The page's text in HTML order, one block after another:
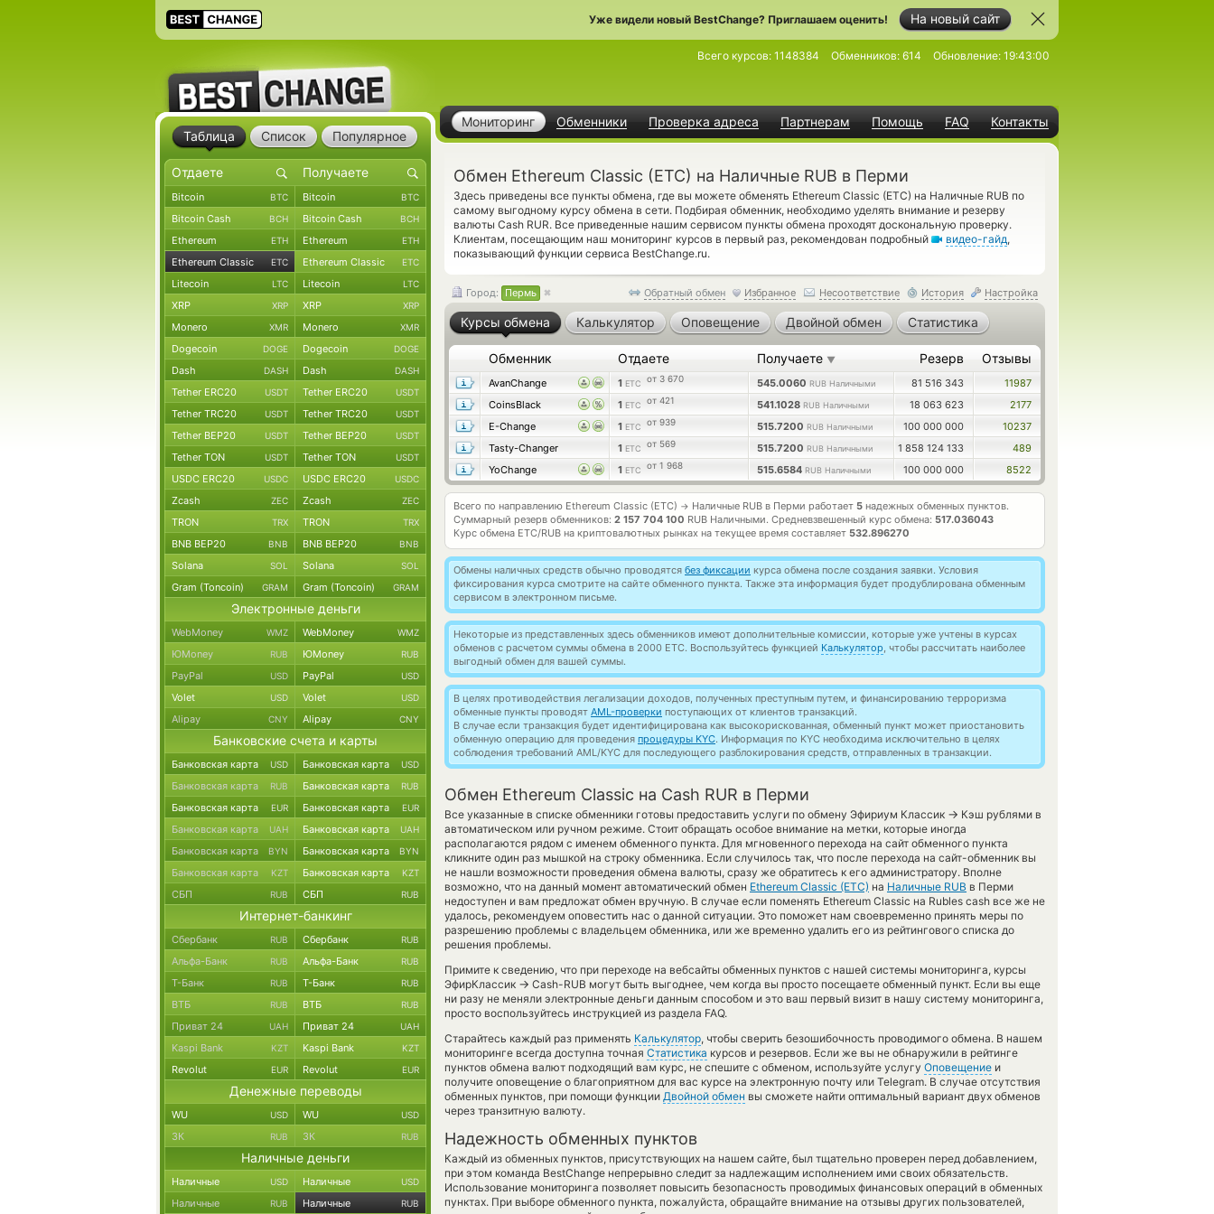
На новый сайт
Уже видели новый BestChange? Приглашаем оценить!
Мониторинг Обменники Проверка адреса Партнерам Помощь FAQ Контакты
Всего курсов: 1148384 Обменников: 614 Обновление: 19:43:00
Обмен Ethereum Classic (ETC) на Наличные RUB в Перми
Здесь приведены все пункты обмена, где вы можете обменять Ethereum Classic (ETC) на Наличные RUB по
самому выгодному курсу обмена в сети. Подбирая обменник, необходимо уделять внимание и резерву
валюты Cash RUR. Все приведенные нашим сервисом пункты обмена проходят доскональную проверку.
Клиентам, посещающим наш мониторинг курсов в первый раз, рекомендован подробный
видео-гайд,
показывающий функции сервиса BestChange.ru.
Обратный обмен Избранное Несоответствие История Настройка
Город: Пермь
Курсы обмена Калькулятор Оповещение Двойной обмен Статистика
Обменник Отдаете Получаете ▼ Резерв Отзывы
AvanChange 1 ETC от 3 670 545.0060 RUB Наличными 81 516 343
11987
CoinsBlack
1 ETC от 421 541.1028 RUB Наличными 18 063 623
2177
E-Change
1 ETC от 939 515.7200 RUB Наличными 100 000 000
10237
Tasty-Changer
1 ETC от 569 515.7200 RUB Наличными 1 858 124 133
489
YoChange
1 ETC от 1 968 515.6584 RUB Наличными 100 000 000 8522
Всего по направлению Ethereum Classic (ETC) → Наличные RUB в Перми работает 5 надежных обменных пунктов.
Суммарный резерв обменников: 2 157 704 100 RUB Наличными. Средневзвешенный курс обмена: 517.036043
Курс обмена ETC/RUB на криптовалютных рынках на текущее время составляет 532.896270
Обмены наличных средств обычно проводятся без фиксации курса обмена после создания заявки. Условия
фиксирования курса смотрите на сайте обменного пункта. Также эта информация будет продублирована обменным
сервисом в электронном письме.
Некоторые из представленных здесь обменников имеют дополнительные комиссии, которые уже учтены в курсах
обменов с расчетом суммы обмена в 2000 ETC. Воспользуйтесь функцией Калькулятор, чтобы рассчитать наиболее
выгодный обмен для вашей суммы.
В целях противодействия легализации доходов, полученных преступным путем, и финансированию терроризма
обменные пункты проводят AML-проверки поступающих от клиентов транзакций.
В случае если транзакция будет идентифицирована как высокорискованная, обменный пункт может приостановить
обменную операцию для проведения процедуры KYC. Информация по KYC необходима исключительно в целях
соблюдения требований AML/KYC для последующего разблокирования средств, отправленных в транзакции.
Обмен Ethereum Classic на Cash RUR в Перми
Все указанные в списке обменники готовы предоставить услуги по обмену Эфириум Классик → Кэш рублями в
автоматическом или ручном режиме. Стоит обращать особое внимание на метки, которые иногда
располагаются рядом с именем обменного пункта. Для мгновенного перехода на сайт обменного пункта
кликните один раз мышкой на строку обменника. Если случилось так, что после перехода на сайт-обменник вы
не нашли возможности проведения обмена валюты, сразу же обратитесь к его администратору. Вполне
возможно, что на данный момент автоматический обмен Ethereum Classic (ETC) на Наличные RUB в Перми
недоступен и вам предложат обмен вручную. В случае если поменять Ethereum Classic на Rubles cash все же не
удалось, рекомендуем оповестить нас о данной ситуации. Это поможет нам своевременно принять меры по
разрешению проблемы с владельцем обменника, или же временно удалить его из рейтингового списка до
решения проблемы.
Примите к сведению, что при переходе на вебсайты обменных пунктов с нашей системы мониторинга, курсы
ЭфирКлассик → Cash-RUB могут быть выгоднее, чем когда вы просто посещаете обменный пункт. Если вы еще
ни разу не меняли электронные деньги данным способом и это ваш первый визит в нашу систему мониторинга,
просто воспользуйтесь инструкцией из раздела FAQ.
Старайтесь каждый раз применять Калькулятор, чтобы сверить безошибочность проводимого обмена. В нашем
мониторинге всегда доступна точная Статистика курсов и резервов. Если же вы не обнаружили в рейтинге
пунктов обмена валют подходящий вам курс, не спешите с обменом, используйте услугу Оповещение и
получите оповещение о благоприятном для вас курсе на электронную почту или Telegram. В случае отсутствия
обменных пунктов, при помощи функции Двойной обмен вы сможете найти оптимальный вариант двух обменов
через транзитную валюту.
Надежность обменных пунктов
Каждый из обменных пунктов, присутствующих на нашем сайте, был тщательно проверен перед добавлением,
при этом команда BestChange непрерывно следит за надлежащим исполнением ими своих обязательств.
Использование мониторинга позволяет повысить безопасность проводимых финансовых операций в обменных
пунктах. При выборе обменного пункта, пожалуйста, обращайте внимание на отзывы других пользователей,
Таблица Список Популярное
Bitcoin BTC Bitcoin BTC
Bitcoin Cash BCH Bitcoin Cash BCH
Ethereum ETH Ethereum ETH
Ethereum Classic ETC Ethereum Classic ETC
Litecoin LTC Litecoin LTC
XRP XRP XRP XRP
Monero XMR Monero XMR
Dogecoin DOGE Dogecoin DOGE
Dash DASH Dash DASH
Tether ERC20 USDT Tether ERC20 USDT
Tether TRC20 USDT Tether TRC20 USDT
Tether BEP20 USDT Tether BEP20 USDT
Tether TON USDT Tether TON USDT
USDC ERC20 USDC USDC ERC20 USDC
Zcash ZEC Zcash ZEC
TRON TRX TRON TRX
BNB BEP20 BNB BNB BEP20 BNB
Solana SOL Solana SOL
Gram (Toncoin) GRAM Gram (Toncoin) GRAM
Электронные деньги
WebMoney WMZ WebMoney WMZ
ЮMoney RUB ЮMoney RUB
PayPal USD PayPal USD
Volet USD Volet USD
Alipay CNY Alipay CNY
Банковские счета и карты
Банковская карта USD Банковская карта USD
Банковская карта RUB Банковская карта RUB
Банковская карта EUR Банковская карта EUR
Банковская карта UAH Банковская карта UAH
Банковская карта BYN Банковская карта BYN
Банковская карта KZT Банковская карта KZT
СБП RUB СБП RUB
Интернет-банкинг
Сбербанк RUB Сбербанк RUB
Альфа-Банк RUB Альфа-Банк RUB
Т-Банк RUB Т-Банк RUB
ВТБ RUB ВТБ RUB
Приват 24 UAH Приват 24 UAH
Kaspi Bank KZT Kaspi Bank KZT
Revolut EUR Revolut EUR
Денежные переводы
WU USD WU USD
ЗК RUB ЗК RUB
Наличные деньги
Наличные USD Наличные USD
Наличные RUB Наличные RUB